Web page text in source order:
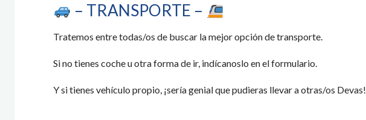
– TRANSPORTE –
Tratemos entre todas/os de buscar la mejor opción de transporte.
Si no tienes coche u otra forma de ir, indícanoslo en el formulario.
Y si tienes vehículo propio, ¡sería genial que pudieras llevar a otras/os Devas!